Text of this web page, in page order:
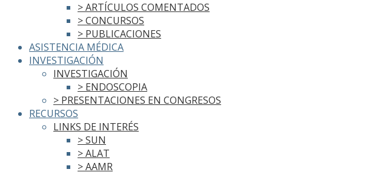
> ARTÍCULOS COMENTADOS
> CONCURSOS
> PUBLICACIONES
ASISTENCIA MÉDICA
INVESTIGACIÓN
INVESTIGACIÓN
> ENDOSCOPIA
> PRESENTACIONES EN CONGRESOS
RECURSOS
LINKS DE INTERÉS
> SUN
> ALAT
> AAMR